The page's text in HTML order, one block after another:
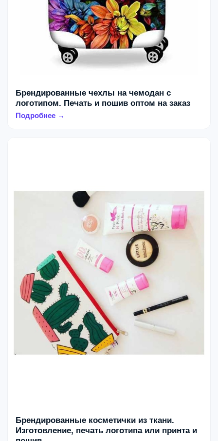
Брендированные чехлы на чемодан с
логотипом. Печать и пошив оптом на заказ
Подробнее →
Брендированные косметички из ткани.
Изготовление, печать логотипа или принта и